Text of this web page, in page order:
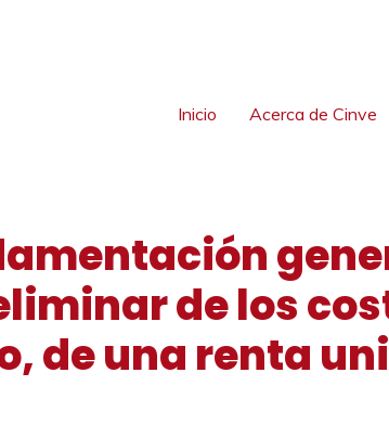
Inicio Acerca de Cinve
de los
de una renta